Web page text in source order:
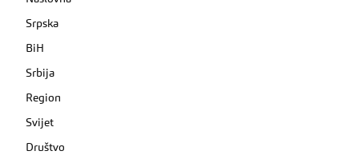
Srpska
BiH
Srbija
Region
Svijet
Društvo